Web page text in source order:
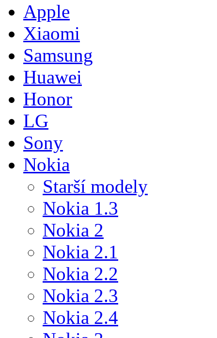
Apple
Xiaomi
Samsung
Huawei
Honor
LG
Sony
Nokia
Starší modely
Nokia 1.3
Nokia 2
Nokia 2.1
Nokia 2.2
Nokia 2.3
Nokia 2.4